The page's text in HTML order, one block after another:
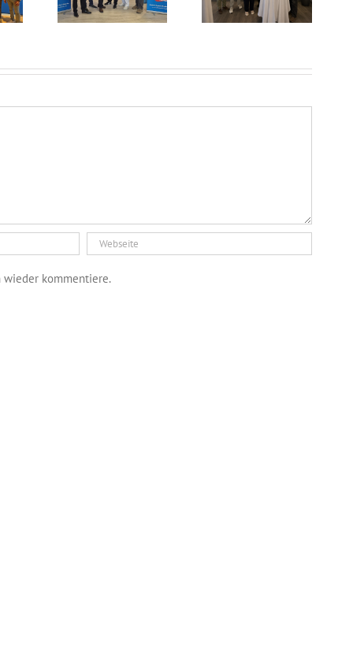
wieder kommentiere.